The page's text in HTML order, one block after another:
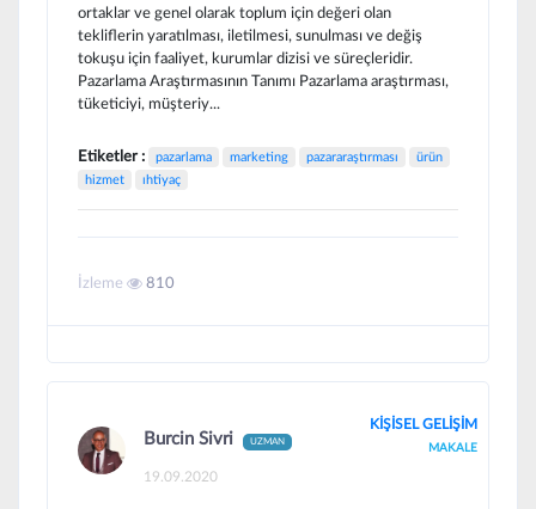
ortaklar ve genel olarak toplum için değeri olan
tekliflerin yaratılması, iletilmesi, sunulması ve değiş
tokuşu için faaliyet, kurumlar dizisi ve süreçleridir.
Pazarlama Araştırmasının Tanımı Pazarlama araştırması,
tüketiciyi, müşteriy...
Etiketler : pazarlama marketing pazararaştırması
ürün
hizmet
ıhtiyaç
İzleme 810
Burcin Sivri UZMAN
19.09.2020
KİŞİSEL GELİŞİM
MAKALE